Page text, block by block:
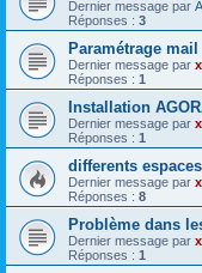
Dernier message par
Réponses : 3
Paramétrage mail
Dernier message par
Réponses : 1
Installation
Dernier message par
Réponses : 1
differents
Dernier message par
Réponses : 8
Problème dans
Dernier message par
Réponses : 1